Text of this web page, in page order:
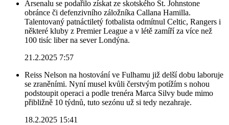
Arsenalu se podařilo získat ze skotského St. Johnstone
obránce či defenzivního záložníka Callana Hamilla.
Talentovaný patnáctiletý fotbalista odmítnul Celtic, Rangers i
některé kluby z Premier League a v létě zamíří za více než
100 tisíc liber na sever Londýna.
21.2.2025 7:57
Reiss Nelson na hostování ve Fulhamu již delší dobu laboruje
se zraněními. Nyní musel kvůli čerstvým potížím s nohou
podstoupit operaci a podle trenéra Marca Silvy bude mimo
přibližně 10 týdnů, tuto sezónu už si tedy nezahraje.
18.2.2025 15:41